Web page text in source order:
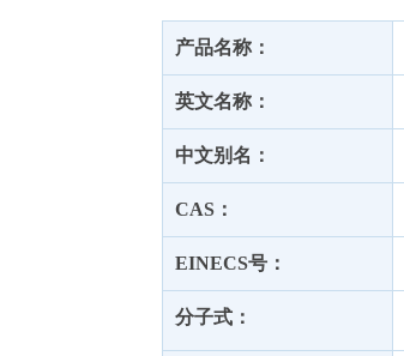
产品名称：
英文名称：
中文别名：
CAS：
EINECS号：
分子式：